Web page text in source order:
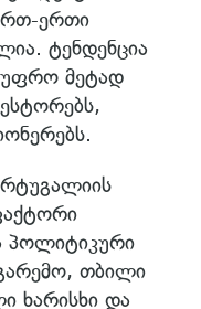
ერთი
ტენდენცია
უფრო მეტად
პოლიტიკური
თბილი
ხარისხი და